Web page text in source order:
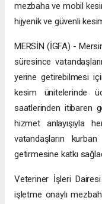
mezbaha ve mobil
hijyenik ve güvenli
MERSİN (İGFA) -
süresince
yerine getirebilmesi
kesim ünitelerinde
saatlerinden itibaren
hizmet anlayışıyla
vatandaşların
getirmesine katkı
Veteriner İşleri Dairesi
işletme onaylı